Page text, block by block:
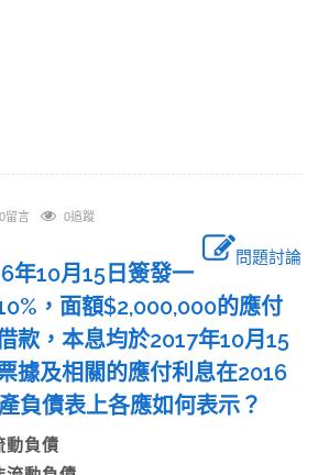
0留言 0追蹤
問題討論
年10月15日簽發一
，面額$2,000,000的應付
款，本息均於2017年10月15
據及相關的應付利息在2016
負債表上各應如何表示？
動負債